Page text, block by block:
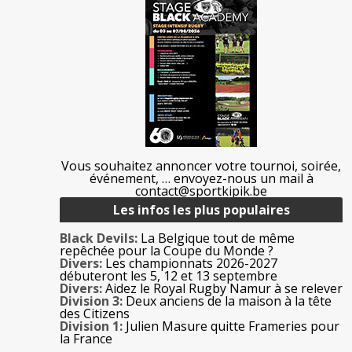
Vous souhaitez annoncer votre tournoi, soirée,
événement, … envoyez-nous un mail à
contact@sportkipik.be
Les infos les plus populaires
Black Devils: La Belgique tout de même
repêchée pour la Coupe du Monde ?
Divers: Les championnats 2026-2027
débuteront les 5, 12 et 13 septembre
Divers:Aidez le Royal Rugby Namur à se relever
Division 3: Deux anciens de la maison à la tête
des Citizens
Division 1: Julien Masure quitte Frameries pour
la France